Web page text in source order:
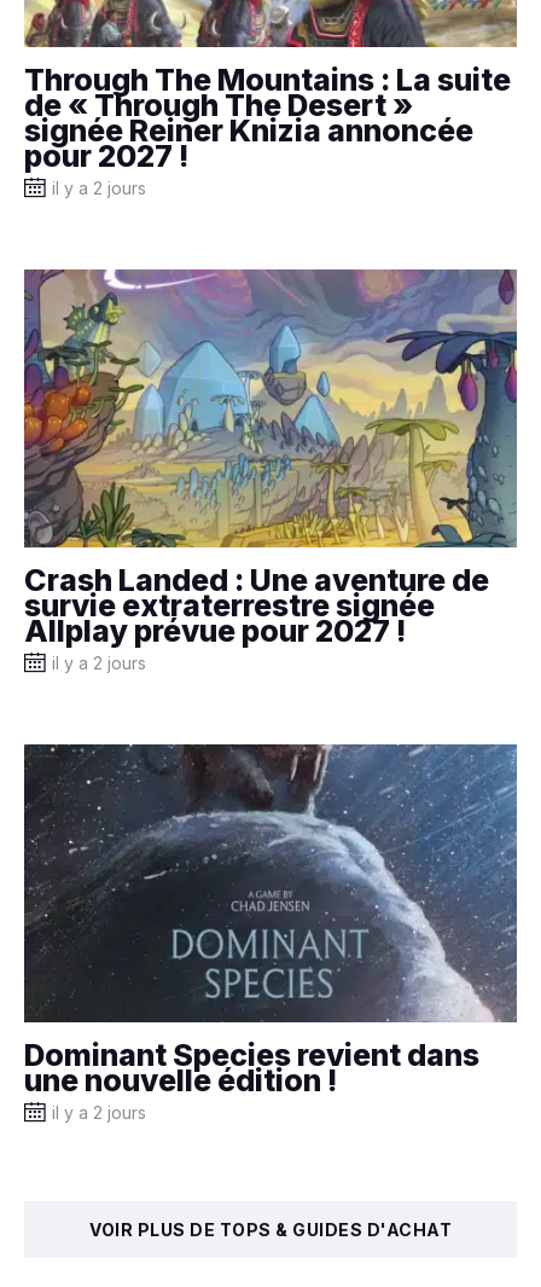
Through The Mountains : La suite
de « Through The Desert »
signée Reiner Knizia annoncée
pour 2027 !
il y a 2 jours
Crash Landed : Une aventure de
survie extraterrestre signée
Allplay prévue pour 2027 !
il y a 2 jours
Dominant Species revient dans
une nouvelle édition !
il y a 2 jours
VOIR PLUS DE TOPS & GUIDES D'ACHAT